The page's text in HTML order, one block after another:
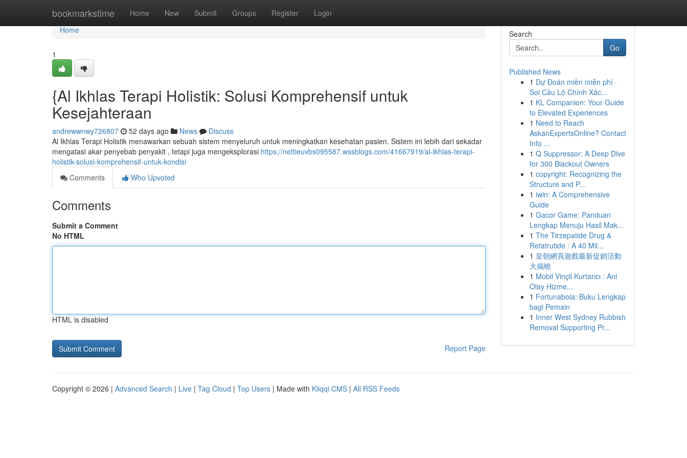
bookmarkstime Home New Submit Groups Register Login
Home
Home
1
{Al Ikhlas Terapi Holistik: Solusi Komprehensif untuk
Kesejahteraan
andrewwnwy726807 52 days ago News
Discuss
Al Ikhlas Terapi Holistik menawarkan sebuah sistem menyeluruh untuk meningkatkan kesehatan pasien. Sistem ini lebih dari sekadar
mengatasi akar penyebab penyakit , tetapi juga mengeksplorasi https://nettieuvbs095587.wssblogs.com/41667919/al-ikhlas-terapi-
holistik-solusi-komprehensif-untuk-kondisi
Comments
Who Upvoted
Comments
Submit a Comment
No HTML
HTML is disabled
Report Page
Search
Go
Published News
1 Dự Đoán miền miễn phí ·
Soi Cầu Lô Chính Xác...
1 KL Companion: Your Guide
to Elevated Experiences
1 Need to Reach
AskanExpertsOnline? Contact
Info ...
1 Q Suppressor: A Deep Dive
for 300 Blackout Owners
1 copyright: Recognizing the
Structure and P...
1 iwin: A Comprehensive
Guide
1 Gacor Game: Panduan
Lengkap Menuju Hasil Mak...
1 The Tirzepatide Drug &
Retatrutide : A 40 Mil...
1 皇朝網頁遊戲最新促銷活動
大揭曉
1 Mobil Vinçli Kurtarıcı : Ani
Olay Hizme...
1 Fortunabola: Buku Lengkap
bagi Pemain
1 Inner West Sydney Rubbish
Removal Supporting Pr...
Copyright © 2026 | Advanced Search | Live | Tag Cloud | Top Users | Made with Kliqqi CMS | All RSS Feeds